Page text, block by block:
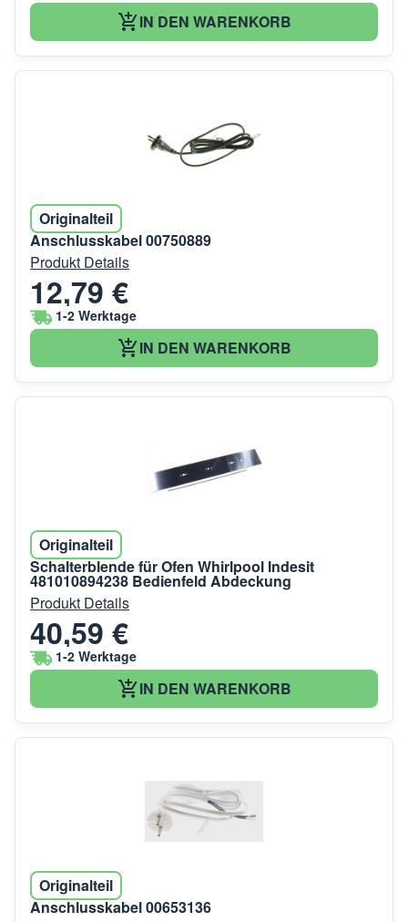
IN DEN WARENKORB
Originalteil
Anschlusskabel 00750889
Produkt Details
12,79 €
1-2 Werktage
IN DEN WARENKORB
Originalteil
Schalterblende für Ofen Whirlpool Indesit
481010894238 Bedienfeld Abdeckung
Produkt Details
40,59 €
1-2 Werktage
IN DEN WARENKORB
Originalteil
Anschlusskabel 00653136